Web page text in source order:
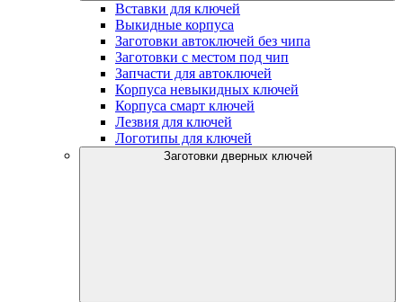
Вставки для ключей
Выкидные корпуса
Заготовки автоключей без чипа
Заготовки с местом под чип
Запчасти для автоключей
Корпуса невыкидных ключей
Корпуса смарт ключей
Лезвия для ключей
Логотипы для ключей
Заготовки дверных ключей